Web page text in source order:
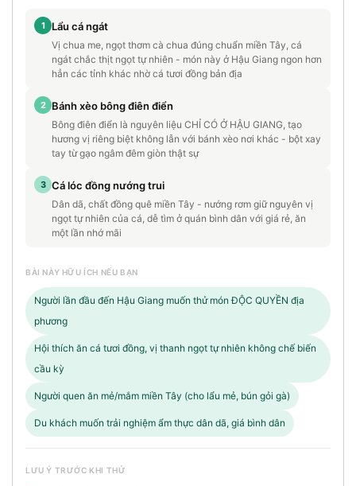
1 Lẩu cá ngát
Vị chua me, ngọt thơm cà chua đúng chuẩn miền Tây, cá
ngát chắc thịt ngọt tự nhiên - món này ở Hậu Giang ngon hơn
hẳn các tỉnh khác nhờ cá tươi đồng bản địa
2 Bánh xèo bông điên điển
Bông điên điển là nguyên liệu CHỈ CÓ Ở HẬU GIANG, tạo
hương vị riêng biệt không lẫn với bánh xèo nơi khác - bột xay
tay từ gạo ngâm đêm giòn thật sự
3 Cá lóc đồng nướng trui
Dân dã, chất đồng quê miền Tây - nướng rơm giữ nguyên vị
ngọt tự nhiên của cá, dễ tìm ở quán bình dân với giá rẻ, ăn
một lần nhớ mãi
BÀI NÀY HỮU ÍCH NẾU BẠN
Người lần đầu đến Hậu Giang muốn thử món ĐỘC QUYỀN địa
phương
Hội thích ăn cá tươi đồng, vị thanh ngọt tự nhiên không chế biến
cầu kỳ
Người quen ăn mẻ/mắm miền Tây (cho lẩu mẻ, bún gỏi gà)
Du khách muốn trải nghiệm ẩm thực dân dã, giá bình dân
LƯU Ý TRƯỚC KHI THỬ